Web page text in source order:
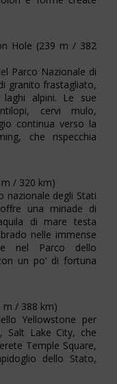
Hole (239 m / 382
Parco Nazionale di
granito frastagliato,
alpini. Le sue
cervi mulo,
continua verso la
che rispecchia
/ 320 km)
nazionale degli Stati
una miriade di
di mare testa
nelle immense
nel Parco dello
un po’ di fortuna
m / 388 km)
Yellowstone per
Salt Lake City, che
Temple Square,
dello Stato,